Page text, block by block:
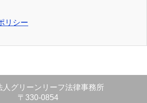
リシー
人グリーンリーフ法律事務所
〒330-0854